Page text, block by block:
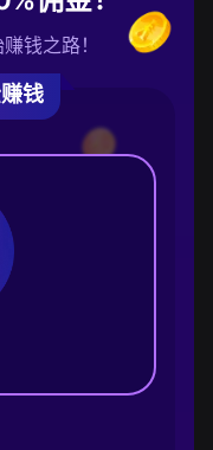
钱之路！
钱